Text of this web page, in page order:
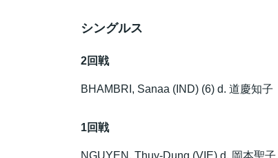
シングルス
2回戦
BHAMBRI, Sanaa (IND) (6) d. 道慶知子
1回戦
NGUYEN, Thuy-Dung (VIE) d. 岡本聖子